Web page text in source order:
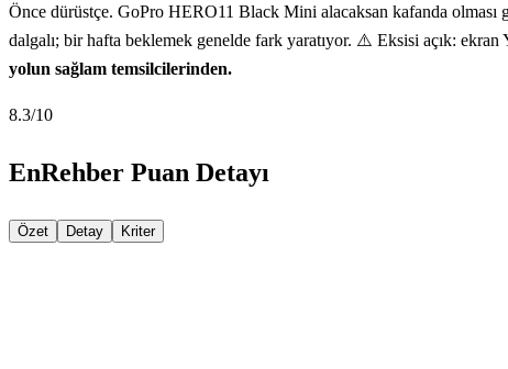
Önce dürüstçe. GoPro HERO11 Black Mini alacaksan kafanda
dalgalı; bir hafta beklemek genelde fark yaratıyor. ⚠️ Eksisi açık:
yolun sağlam temsilcilerinden.
8.3/10
EnRehber Puan Detayı
Özet Detay Kriter